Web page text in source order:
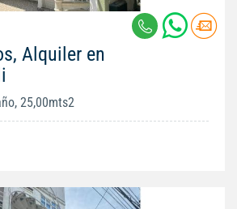
Alquiler en
25,00mts2